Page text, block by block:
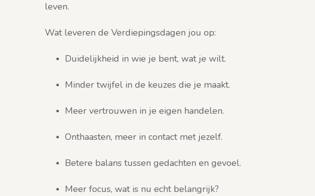
leven.
Wat leveren de Verdiepingsdagen jou op:
Duidelijkheid in wie je bent, wat je wilt.
Minder twijfel in de keuzes die je maakt.
Meer vertrouwen in je eigen handelen.
Onthaasten, meer in contact met jezelf.
Betere balans tussen gedachten en gevoel.
Meer focus, wat is nu echt belangrijk?